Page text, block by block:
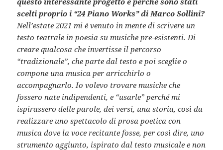
scelti proprio i “24 Piano Works” di Marco Sollini?
Nell’estate 2021 mi è venuto in mente di scrivere un
testo teatrale in poesia su musiche pre-esistenti. Di
creare qualcosa che invertisse il percorso
“tradizionale”, che parte dal testo e poi sceglie o
compone una musica per arricchirlo o
accompagnarlo. Io volevo trovare musiche che
fossero nate indipendenti, e “usarle” perché mi
ispirassero delle parole, dei versi, una storia, così da
realizzare uno spettacolo di prosa poetica con
musica dove la voce recitante fosse, per così dire, uno
strumento aggiunto, ispirato dal testo musicale e non